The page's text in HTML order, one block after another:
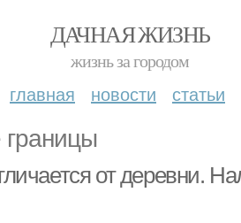
ДАЧНАЯ ЖИЗНЬ
жизнь за городом
главная новости статьи
от деревни.